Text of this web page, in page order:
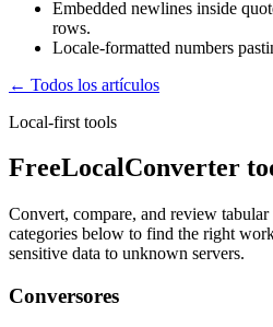
Embedded newlines inside
rows.
Locale-formatted numbers
← Todos los artículos
Local-first tools
FreeLocalConverter
Convert, compare, and review
categories below to find the right
sensitive data to unknown servers.
Conversores